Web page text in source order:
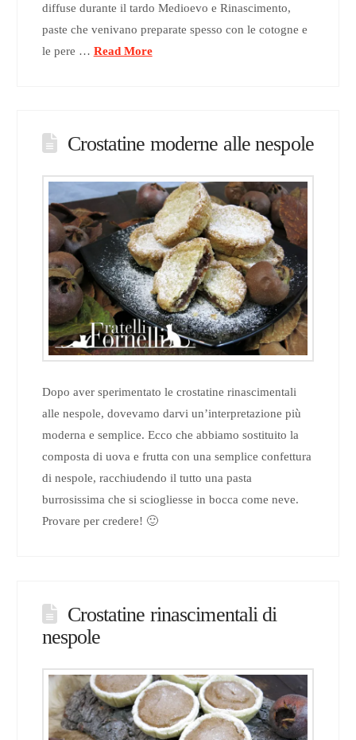
diffuse durante il tardo Medioevo e Rinascimento,
paste che venivano preparate spesso con le cotogne e
le pere … Read More
Crostatine moderne alle nespole
Dopo aver sperimentato le crostatine rinascimentali
alle nespole, dovevamo darvi un’interpretazione più
moderna e semplice. Ecco che abbiamo sostituito la
composta di uova e frutta con una semplice confettura
di nespole, racchiudendo il tutto una pasta
burrosissima che si sciogliesse in bocca come neve.
Provare per credere! 🙂
Crostatine rinascimentali di
nespole